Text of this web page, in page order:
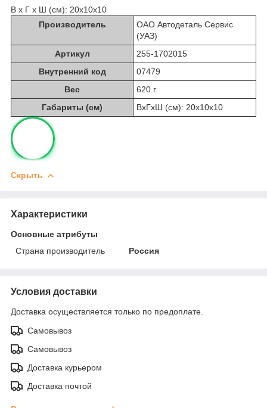
В х Г х Ш (см): 20х10х10
Производитель
ОАО Автодеталь Сервис
(УАЗ)
Артикул
255-1702015
Внутренний код
07479
Вес
620 г.
Габариты (см)
ВхГхШ (см): 20х10х10
Скрыть
Характеристики
Основные атрибуты
Страна производитель
Россия
Условия доставки
Доставка осуществляется только по предоплате.
Самовывоз
Самовывоз
Доставка курьером
Доставка почтой